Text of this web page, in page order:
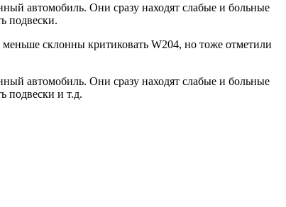
автомобиль. Они сразу находят слабые и больные
подвески.
склонны критиковать W204, но тоже отметили
автомобиль. Они сразу находят слабые и больные
подвески и т.д.